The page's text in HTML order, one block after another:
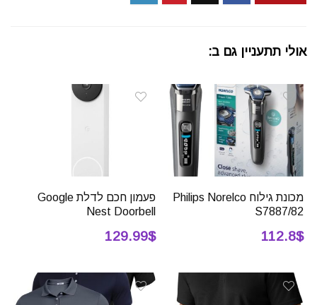
אולי תתעניין גם ב:
מכונת גילוח Philips Norelco
S7887/82
112.8$
פעמון חכם לדלת Google
Nest Doorbell
129.99$